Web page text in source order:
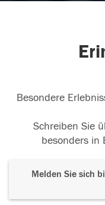
Besondere
Schreiben Sie
besonders in
Melden Sie sich